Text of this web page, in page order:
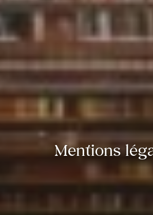
Mentions